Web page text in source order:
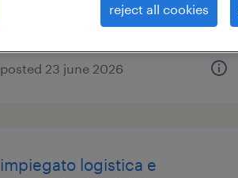
€28,000 - €34,000 per year
posted 23 june 2026
impiegato logistica e
reject all cookies